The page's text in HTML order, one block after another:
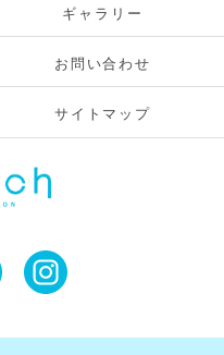
ギャラリー
お問い合わせ
サイトマップ